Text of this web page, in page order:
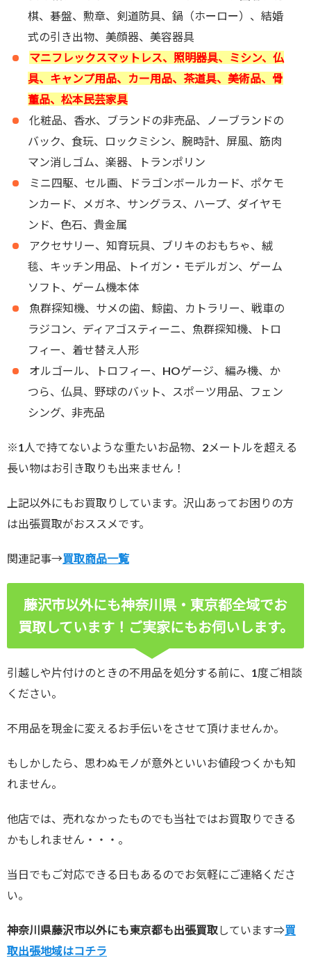
棋、碁盤、勲章、剣道防具、鍋（ホー ロー）、結婚
式の引き出物、美顔器、美容器具
マニフレックスマットレス、照明器具、ミシン、仏
具、キャンプ用品、カー用品、茶道具、美術品、骨
董品、松本民芸家具
化粧品、香水、ブランドの非売品、ノーブランドの
バック、食玩、ロックミシン、腕時計、屏風、筋肉
マン消しゴム、楽器、トランポリン
ミニ四駆、セル画、ドラゴンボールカード、ポケモ
ンカード、メガネ、サングラス、ハープ、ダイヤモ
ンド、色石、貴金属
アクセサリー、知育玩具、ブリキのおもちゃ、絨
毯、キッチン用品、トイガン・モデルガン、ゲーム
ソフト、ゲーム機本体
魚群探知機、サメの歯、鯨歯、カトラリー、戦車の
ラジコン、ディアゴスティーニ、魚群探知機、トロ
フィー、着せ替え人形
オルゴール、トロフィー、HOゲージ、編み機、か
つら、仏具、野球のバット、スポ－ツ用品、フェン
シング、非売品
※1人で持てないような重たいお品物、2メートルを超える
長い物はお引き取りも出来ません！
上記以外にもお買取りしています。沢山あってお困りの方
は出張買取がおススメです。
関連記事→買取商品一覧
藤沢市以外にも神奈川県・東京都全域でお
買取しています！ご実家にもお伺いします。
引越しや片付けのときの不用品を処分する前に、1度ご相談
ください。
不用品を現金に変えるお手伝いをさせて頂けませんか。
もしかしたら、思わぬモノが意外といいお値段つくかも知
れません。
他店では、売れなかったものでも当社ではお買取りできる
かもしれません・・・。
当日でもご対応できる日もあるのでお気軽にご連絡くださ
い。
神奈川県藤沢市以外にも東京都も出張買取しています⇒買
取出張地域はコチラ